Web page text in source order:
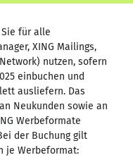
für alle
XING Mailings,
nutzen, sofern
einbuchen und
ausliefern. Das
Neukunden sowie an
Werbeformate
der Buchung gilt
je Werbeformat: